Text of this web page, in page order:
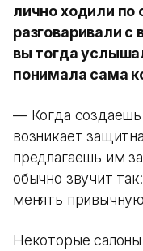
лично ходили по
разговаривали
вы тогда
понимала сама
— Когда создаешь
возникает
предлагаешь им
обычно звучит
менять
Некоторые салоны